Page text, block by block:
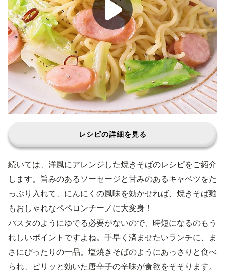
レシピの詳細を見る
続いては、洋風にアレンジした焼きそばのレシピをご紹介
します。旨みのあるソーセージと甘みのあるキャベツをた
っぷり入れて、にんにくの風味を効かせれば、焼きそば麺
もおしゃれなペペロンチーノに大変身！
パスタのようにゆでる必要がないので、時短になるのもう
れしいポイントですよね。手早く済ませたいランチに、ま
さにぴったりの一品。塩焼きそばのようにあっさりと食べ
られ、ピリッと効いた唐辛子の辛味が食欲をそそります。